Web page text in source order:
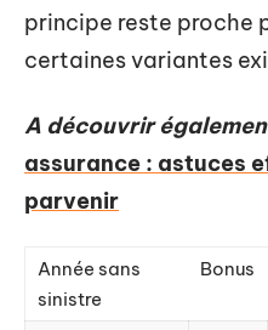
principe reste proche
certaines variantes
A découvrir
assurance : astuces
parvenir
Année sans
sinistre
Bonus